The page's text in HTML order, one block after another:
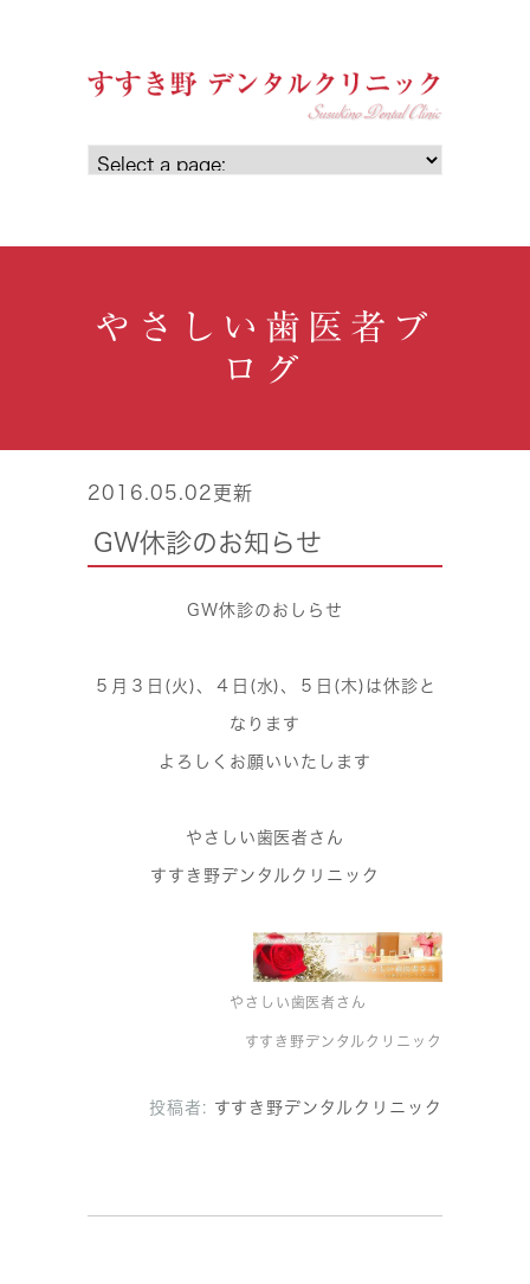
やさしい歯医者ブ
ログ
2016.05.02更新
GW休診のお知らせ
GW休診のおしらせ
５月３日(火)、４日(水)、５日(木)は休診と
なります
よろしくお願いいたします
やさしい歯医者さん
すすき野デンタルクリニック
やさしい歯医者さん
すすき野デンタルクリニック
投稿者: すすき野デンタルクリニック